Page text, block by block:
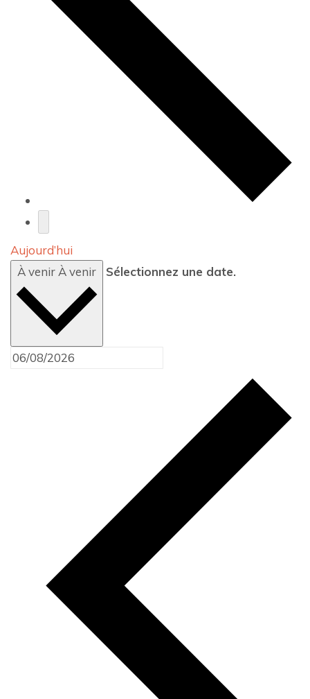
Aujourd’hui
À venirÀ venir Sélectionnez une date.